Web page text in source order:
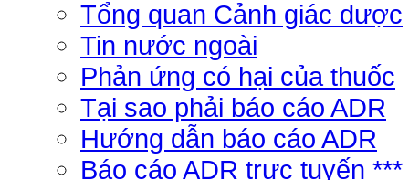
Tổng quan Cảnh giác dược
Tin nước ngoài
Phản ứng có hại của thuốc
Tại sao phải báo cáo ADR
Hướng dẫn báo cáo ADR
Báo cáo ADR trực tuyến ***